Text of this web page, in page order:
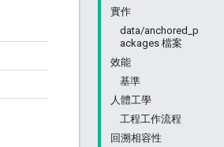
實作
data/anchored_p
ackages 檔案
效能
基準
人體工學
工程工作流程
回溯相容性